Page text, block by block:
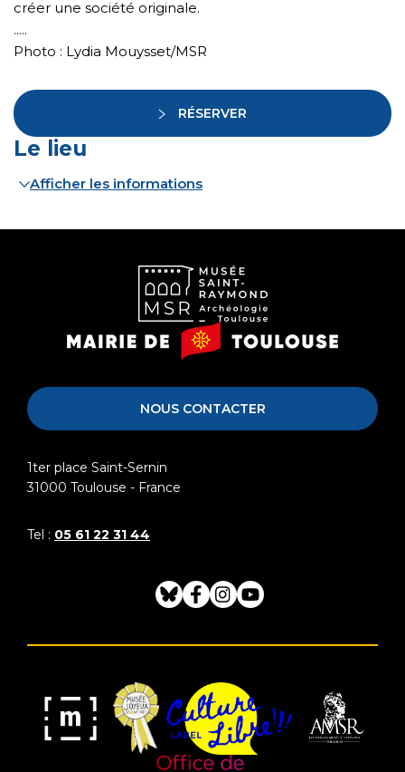
créer une société originale.
.....
Photo : Lydia Mouysset/MSR
RÉSERVER
Le lieu
Afficher les informations
Musée
Saint-
Mairie
de
NOUS CONTACTER
1ter place Saint-Sernin
31000 Toulouse - France
Tel : 05 61 22 31 44
BlueskyFacebook
Instagram
Youtube
Musée Label